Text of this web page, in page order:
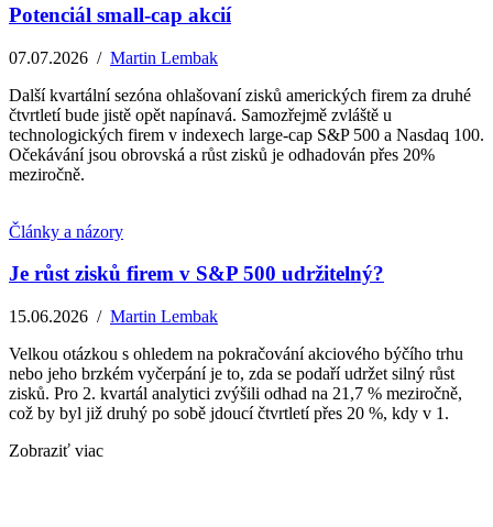
Potenciál small-cap akcií
07.07.2026 / Martin Lembak
Další kvartální sezóna ohlašovaní zisků amerických firem za druhé
čtvrtletí bude jistě opět napínavá. Samozřejmě zvláště u
technologických firem v indexech large-cap S&P 500 a Nasdaq 100.
Očekávání jsou obrovská a růst zisků je odhadován přes 20%
meziročně.
Články a názory
Je růst zisků firem v S&P 500 udržitelný?
15.06.2026 / Martin Lembak
Velkou otázkou s ohledem na pokračování akciového býčího trhu
nebo jeho brzkém vyčerpání je to, zda se podaří udržet silný růst
zisků. Pro 2. kvartál analytici zvýšili odhad na 21,7 % meziročně,
což by byl již druhý po sobě jdoucí čtvrtletí přes 20 %, kdy v 1.
Zobraziť viac